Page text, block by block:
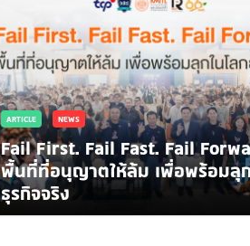
NEWS
เปิดแผน สจล.ปั้นคน-พลังงาน รั
ARTICLE NEWS
Fail First. Fail Fast. Fail
พื้นที่ที่อนุญาตให้ล้ม เพื่อพร้อมลุก
ธุรกิจจริง